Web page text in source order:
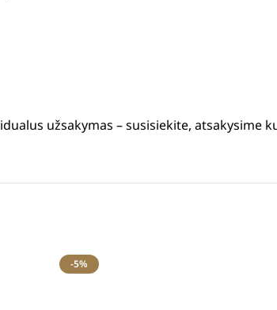
užsakymas – susisiekite, atsakysime
-5%